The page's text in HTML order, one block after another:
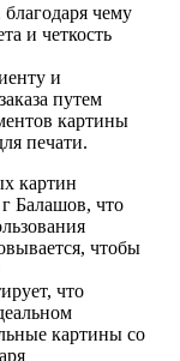
чему
и четкость
и
путем
картины
печати.
картин
Балашов, что
чтобы
что
картины со